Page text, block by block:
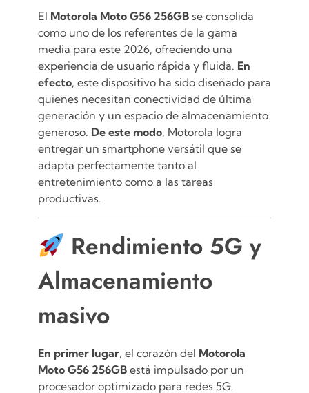
El Motorola Moto G56 256GB se consolida
como uno de los referentes de la gama
media para este 2026, ofreciendo una
experiencia de usuario rápida y fluida. En
efecto, este dispositivo ha sido diseñado para
quienes necesitan conectividad de última
generación y un espacio de almacenamiento
generoso. De este modo, Motorola logra
entregar un smartphone versátil que se
adapta perfectamente tanto al
entretenimiento como a las tareas
productivas.
Rendimiento 5G y
Almacenamiento
masivo
En primer lugar, el corazón del Motorola
Moto G56 256GB está impulsado por un
procesador optimizado para redes 5G.